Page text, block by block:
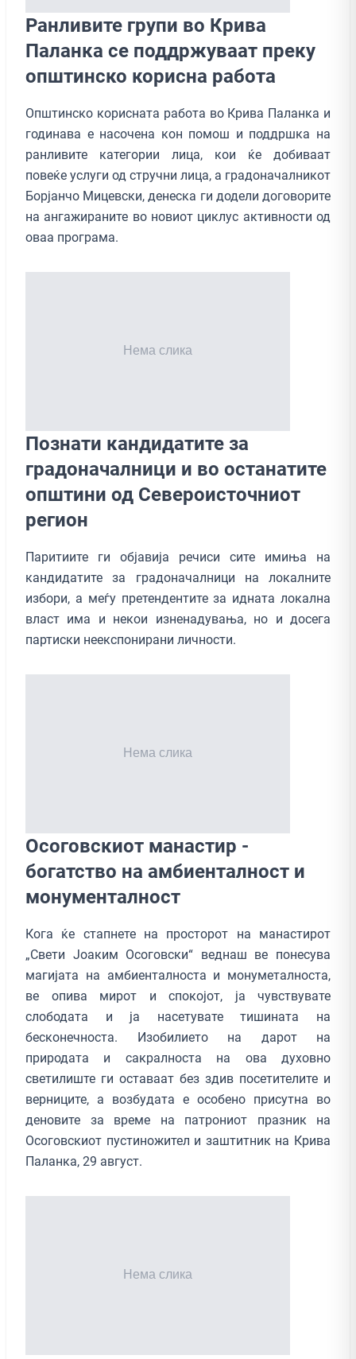
Ранливите групи во Крива
Паланка се поддржуваат преку
општинско корисна работа
Општинско корисната работа во Крива Паланка и
годинава е насочена кон помош и поддршка на
ранливите категории лица, кои ќе добиваат
повеќе услуги од стручни лица, а градоначалникот
Борјанчо Мицевски, денеска ги додели договорите
на ангажираните во новиот циклус активности од
оваа програма.
Познати кандидатите за
градоначалници и во останатите
општини од Североисточниот
регион
Паритиите ги објавија речиси сите имиња на
кандидатите за градоначалници на локалните
избори, а меѓу претендентите за идната локална
власт има и некои изненадувања, но и досега
партиски неекспонирани личности.
Осоговскиот манастир -
богатство на амбиенталност и
монументалност
Кога ќе стапнете на просторот на манастирот
„Свети Јоаким Осоговски“ веднаш ве понесува
магијата на амбиенталноста и монуметалноста,
ве опива мирот и спокојот, ја чувствувате
слободата и ја насетувате тишината на
бесконечноста. Изобилието на дарот на
природата и сакралноста на ова духовно
светилиште ги оставаат без здив посетителите и
верниците, а возбудата е особено присутна во
деновите за време на патрониот празник на
Осоговскиот пустиножител и заштитник на Крива
Паланка, 29 август.